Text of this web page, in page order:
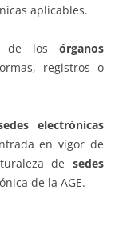
aplicables.
de losórganos
registros o
electrónicas
en vigor de
de sedes
de la AGE.